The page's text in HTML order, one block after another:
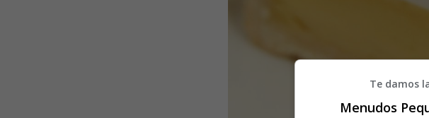
Te damos
Menudos